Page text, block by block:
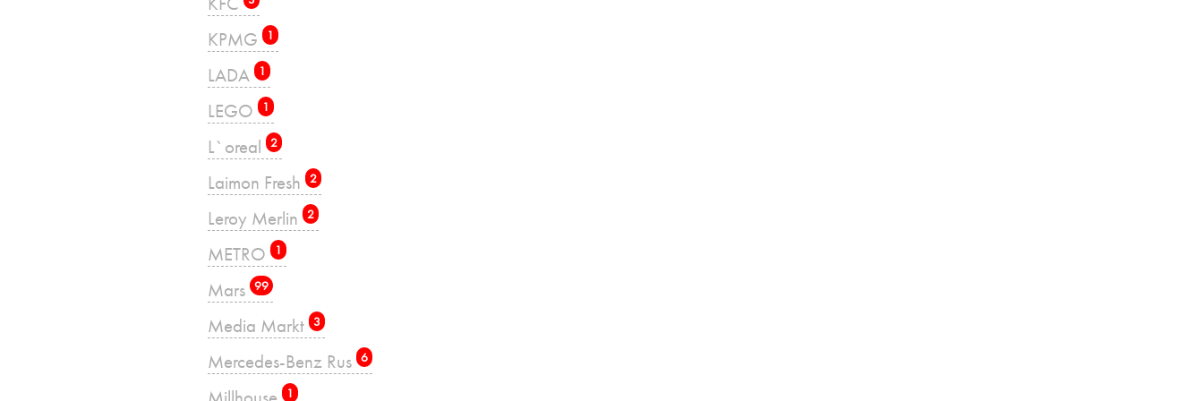
KPMG 1
LADA 1
LEGO 1
L`oreal 2
Laimon Fresh 2
Leroy Merlin 2
METRO 1
Mars 99
Media Markt 3
Mercedes-Benz Rus 6
1